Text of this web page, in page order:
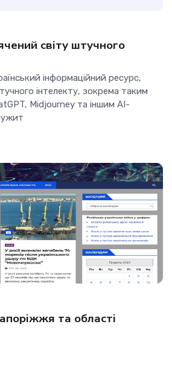
світу штучного
інформаційний ресурс,
інтелекту, зокрема таким
Midjourney та іншим AI-
та області